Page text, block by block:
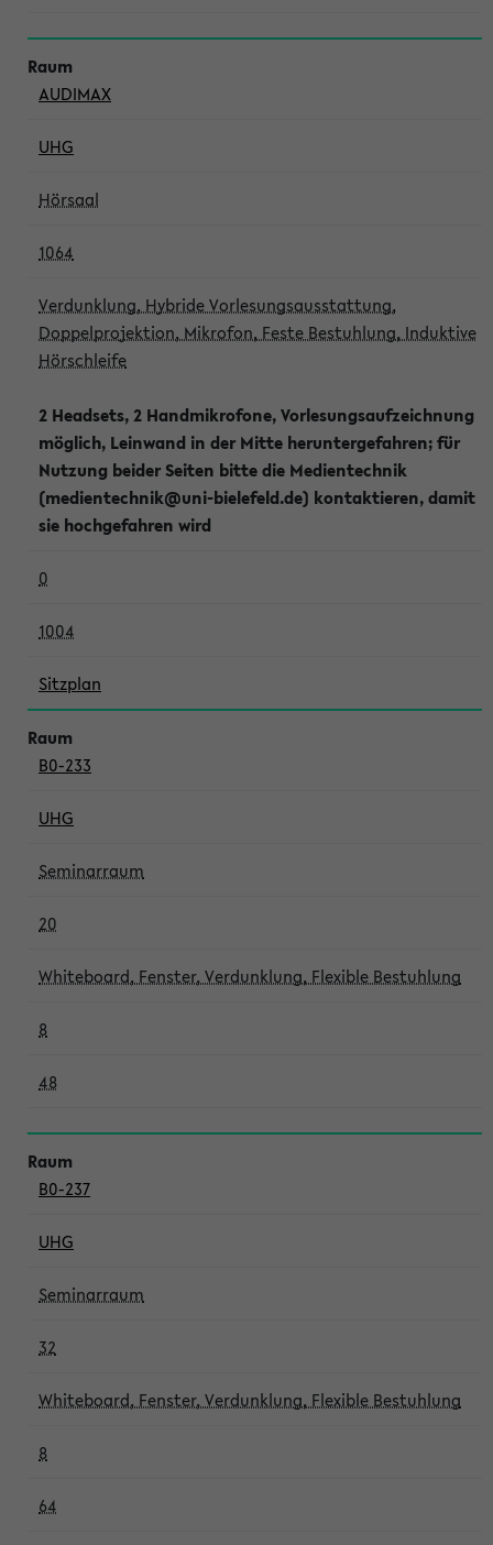
AUDIMAX
UHG
Hörsaal
1064
Verdunklung, Hybride Vorlesungsausstattung,
Doppelprojektion, Mikrofon, Feste Bestuhlung, Induktive
Hörschleife
2 Headsets, 2 Handmikrofone, Vorlesungsaufzeichnung
möglich, Leinwand in der Mitte heruntergefahren; für
Nutzung beider Seiten bitte die Medientechnik
(medientechnik@uni-bielefeld.de) kontaktieren, damit
sie hochgefahren wird
0
1004
Sitzplan
B0-233
UHG
Seminarraum
20
Whiteboard, Fenster, Verdunklung, Flexible Bestuhlung
8
48
B0-237
UHG
Seminarraum
32
Whiteboard, Fenster, Verdunklung, Flexible Bestuhlung
8
64